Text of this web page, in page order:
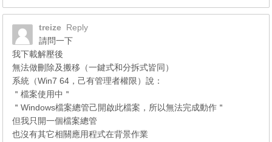
treize Reply
請問一下
我下載解壓後
無法做刪除及搬移（一鍵式和分拆式皆同）
系統（Win7 64，己有管理者權限）說：
＂檔案使用中＂
＂Windows檔案總管己開啟此檔案，所以無法完成動作＂
但我只開一個檔案總管
也沒有其它相關應用程式在背景作業